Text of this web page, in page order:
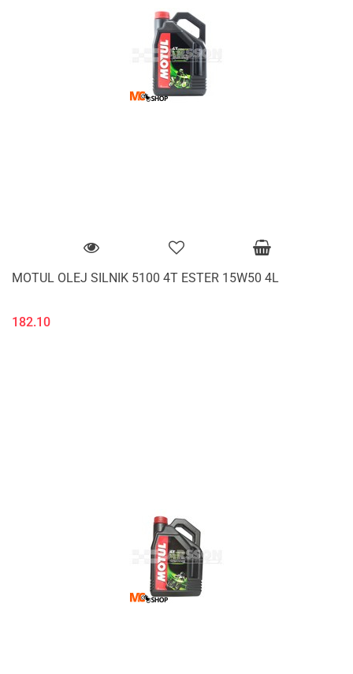
MOTUL OLEJ SILNIK 5100 4T ESTER 15W50 4L
182.10